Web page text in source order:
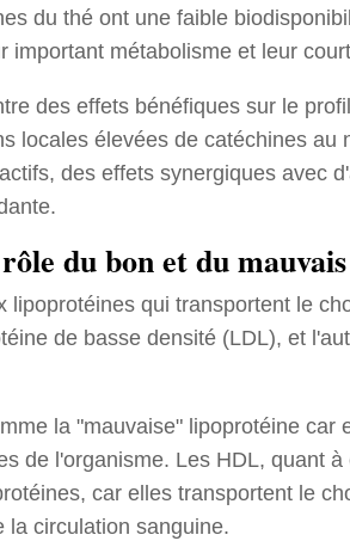
du thé ont une faible
important métabolisme et leur
des effets bénéfiques sur le
locales élevées de catéchines au
des effets synergiques avec
du bon et du
lipoprotéines qui transportent le
de basse densité (LDL), et
la "mauvaise" lipoprotéine car
de l'organisme. Les HDL, quant
car elles transportent le
la circulation sanguine.